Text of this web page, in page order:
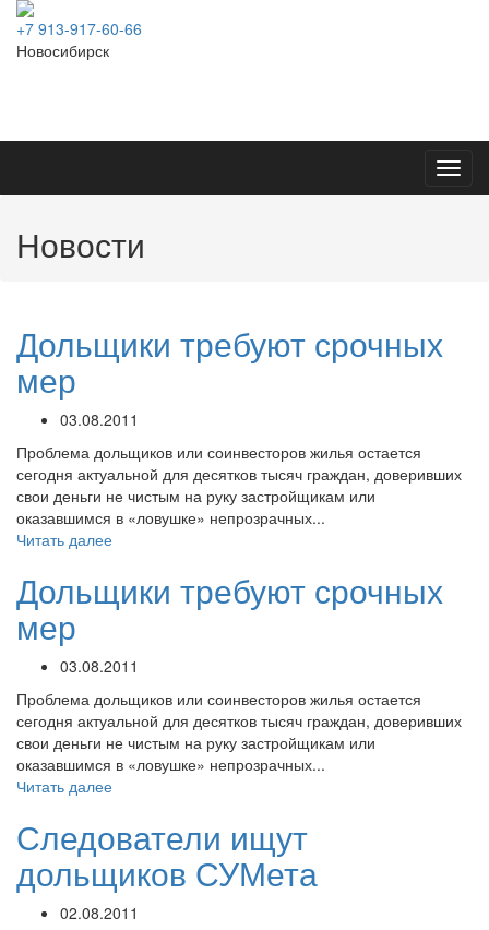
+7 913-917-60-66
Новосибирск
Новости
Дольщики требуют срочных
мер
03.08.2011
Проблема дольщиков или соинвесторов жилья остается
сегодня актуальной для десятков тысяч граждан, доверивших
свои деньги не чистым на руку застройщикам или
оказавшимся в «ловушке» непрозрачных...
Читать далее
Дольщики требуют срочных
мер
03.08.2011
Проблема дольщиков или соинвесторов жилья остается
сегодня актуальной для десятков тысяч граждан, доверивших
свои деньги не чистым на руку застройщикам или
оказавшимся в «ловушке» непрозрачных...
Читать далее
Следователи ищут
дольщиков СУМета
02.08.2011